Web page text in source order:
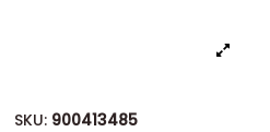
SKU: 900413485